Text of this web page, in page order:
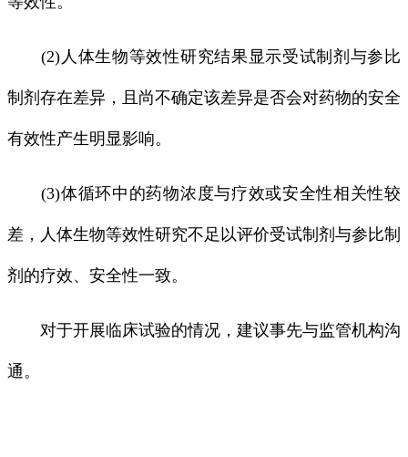
(2)人体生物等效性研究结果显示受试制剂与参比
制剂存在差异，且尚不确定该差异是否会对药物的安全
有效性产生明显影响。
(3)体循环中的药物浓度与疗效或安全性相关性较
差，人体生物等效性研究不足以评价受试制剂与参比制
剂的疗效、安全性一致。
对于开展临床试验的情况，建议事先与监管机构沟
通。